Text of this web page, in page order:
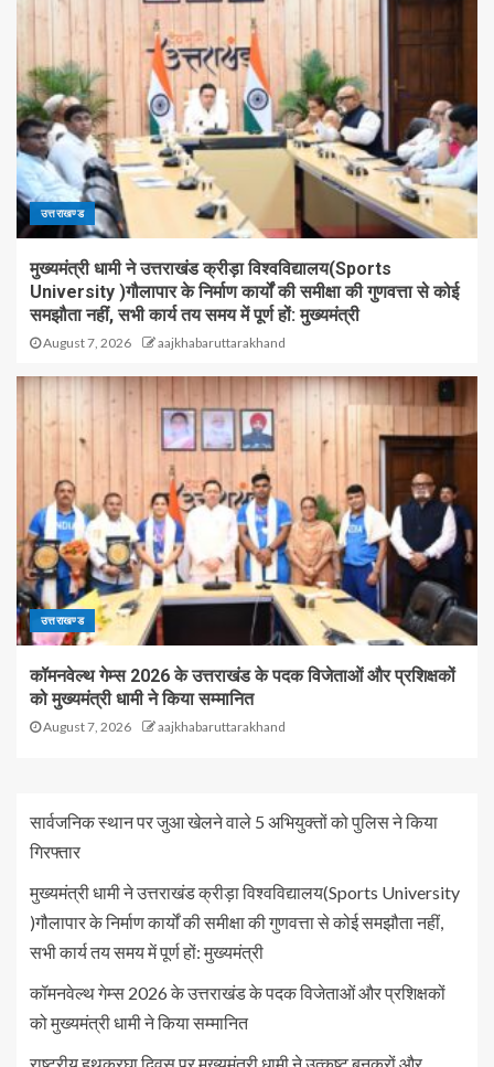
उत्तराखण्ड
मुख्यमंत्री धामी ने उत्तराखंड क्रीड़ा विश्वविद्यालय(Sports
University )गौलापार के निर्माण कार्यों की समीक्षा की गुणवत्ता से कोई
समझौता नहीं, सभी कार्य तय समय में पूर्ण हों: मुख्यमंत्री
August 7, 2026 aajkhabaruttarakhand
उत्तराखण्ड
कॉमनवेल्थ गेम्स 2026 के उत्तराखंड के पदक विजेताओं और प्रशिक्षकों
को मुख्यमंत्री धामी ने किया सम्मानित
August 7, 2026 aajkhabaruttarakhand
सार्वजनिक स्थान पर जुआ खेलने वाले 5 अभियुक्तों को पुलिस ने किया
गिरफ्तार
मुख्यमंत्री धामी ने उत्तराखंड क्रीड़ा विश्वविद्यालय(Sports University
)गौलापार के निर्माण कार्यों की समीक्षा की गुणवत्ता से कोई समझौता नहीं,
सभी कार्य तय समय में पूर्ण हों: मुख्यमंत्री
कॉमनवेल्थ गेम्स 2026 के उत्तराखंड के पदक विजेताओं और प्रशिक्षकों
को मुख्यमंत्री धामी ने किया सम्मानित
राष्ट्रीय हथकरघा दिवस पर मुख्यमंत्री धामी ने उत्कृष्ट बुनकरों और